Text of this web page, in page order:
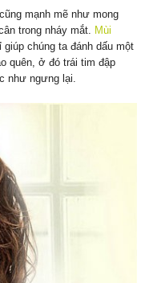
mạnh mẽ như mong
trong nháy mắt. Mùi
chúng ta đánh dấu một
quên, ở đó trái tim đập
như ngưng lại.